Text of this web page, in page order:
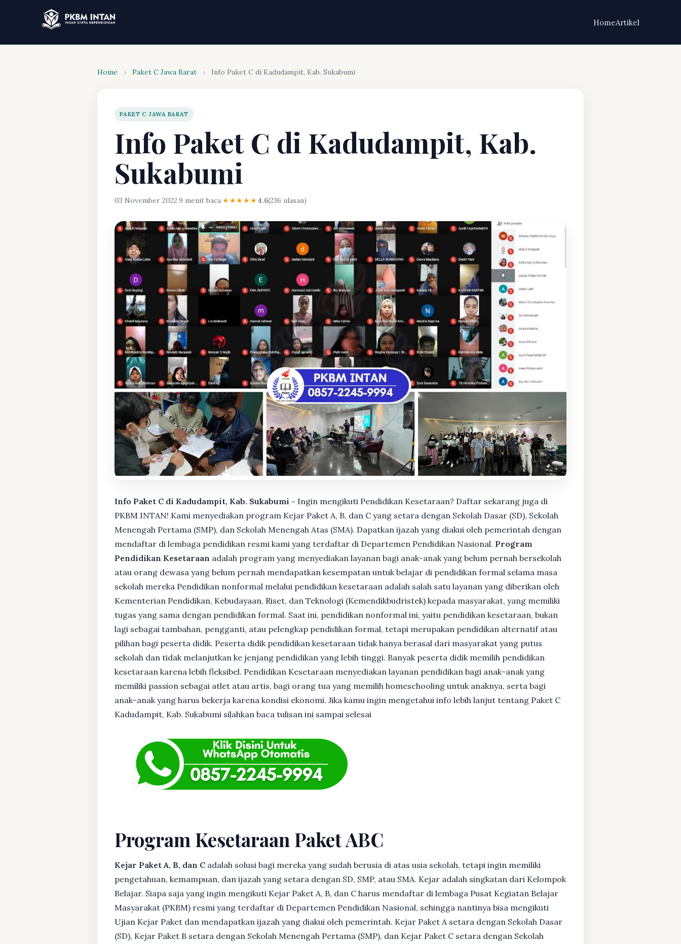
HomeArtikel
Home › Paket C Jawa Barat › Info Paket C di Kadudampit, Kab. Sukabumi
PAKET C JAWA BARAT
Info Paket C di Kadudampit, Kab.
Sukabumi
03 November 2022·9 menit baca·★★★★★4.6(236 ulasan)
Info Paket C di Kadudampit, Kab. Sukabumi - Ingin mengikuti Pendidikan Kesetaraan? Daftar sekarang juga di
PKBM INTAN! Kami menyediakan program Kejar Paket A, B, dan C yang setara dengan Sekolah Dasar (SD), Sekolah
Menengah Pertama (SMP), dan Sekolah Menengah Atas (SMA). Dapatkan ijazah yang diakui oleh pemerintah dengan
mendaftar di lembaga pendidikan resmi kami yang terdaftar di Departemen Pendidikan Nasional. Program
Pendidikan Kesetaraan adalah program yang menyediakan layanan bagi anak-anak yang belum pernah bersekolah
atau orang dewasa yang belum pernah mendapatkan kesempatan untuk belajar di pendidikan formal selama masa
sekolah mereka Pendidikan nonformal melalui pendidikan kesetaraan adalah salah satu layanan yang diberikan oleh
Kementerian Pendidikan, Kebudayaan, Riset, dan Teknologi (Kemendikbudristek) kepada masyarakat, yang memiliki
tugas yang sama dengan pendidikan formal. Saat ini, pendidikan nonformal ini, yaitu pendidikan kesetaraan, bukan
lagi sebagai tambahan, pengganti, atau pelengkap pendidikan formal, tetapi merupakan pendidikan alternatif atau
pilihan bagi peserta didik. Peserta didik pendidikan kesetaraan tidak hanya berasal dari masyarakat yang putus
sekolah dan tidak melanjutkan ke jenjang pendidikan yang lebih tinggi. Banyak peserta didik memilih pendidikan
kesetaraan karena lebih fleksibel. Pendidikan Kesetaraan menyediakan layanan pendidikan bagi anak-anak yang
memiliki passion sebagai atlet atau artis, bagi orang tua yang memilih homeschooling untuk anaknya, serta bagi
anak-anak yang harus bekerja karena kondisi ekonomi. Jika kamu ingin mengetahui info lebih lanjut tentang Paket C
Kadudampit, Kab. Sukabumi silahkan baca tulisan ini sampai selesai
Program Kesetaraan Paket ABC
Kejar Paket A, B, dan C adalah solusi bagi mereka yang sudah berusia di atas usia sekolah, tetapi ingin memiliki
pengetahuan, kemampuan, dan ijazah yang setara dengan SD, SMP, atau SMA. Kejar adalah singkatan dari Kelompok
Belajar. Siapa saja yang ingin mengikuti Kejar Paket A, B, dan C harus mendaftar di lembaga Pusat Kegiatan Belajar
Masyarakat (PKBM) resmi yang terdaftar di Departemen Pendidikan Nasional, sehingga nantinya bisa mengikuti
Ujian Kejar Paket dan mendapatkan ijazah yang diakui oleh pemerintah. Kejar Paket A setara dengan Sekolah Dasar
(SD), Kejar Paket B setara dengan Sekolah Menengah Pertama (SMP), dan Kejar Paket C setara dengan Sekolah